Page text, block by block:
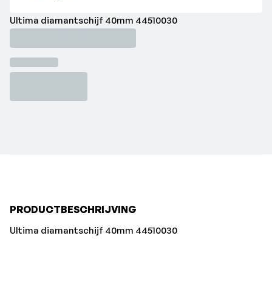
Ultima diamantschijf 40mm 44510030
PRODUCTBESCHRIJVING
Ultima diamantschijf 40mm 44510030